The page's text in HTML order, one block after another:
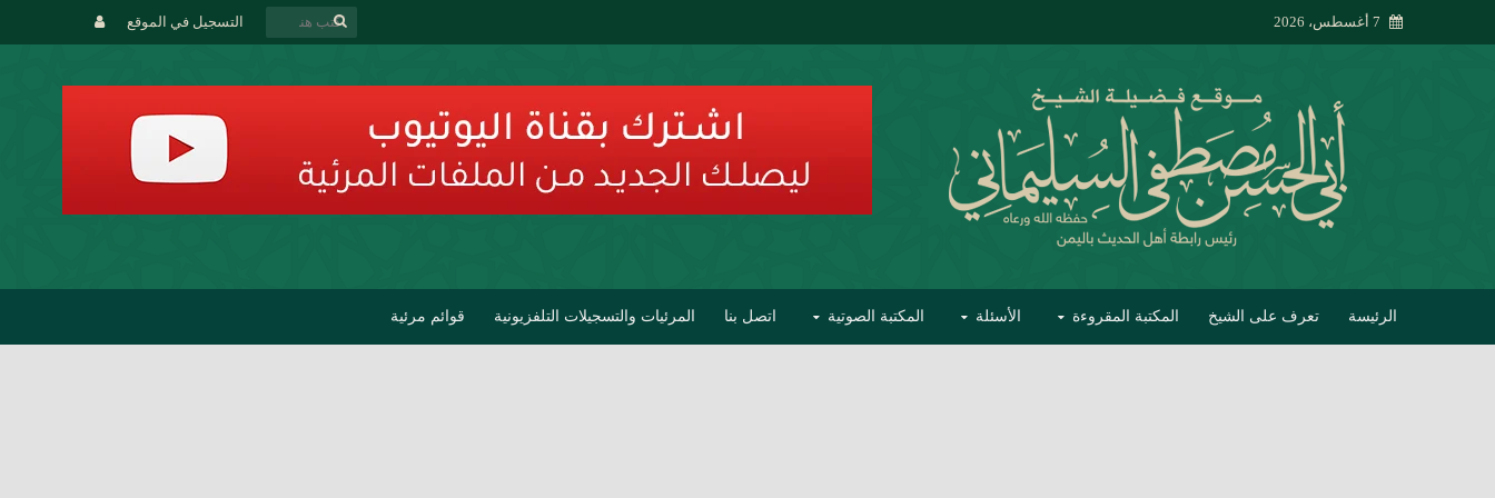
التسجيل في الموقع 7 أغسطس، 2026
الرئيسة تعرف على الشيخ المكتبة المقروءة الأسئلة المكتبة الصوتية اتصل بنا المرئيات والتسجيلات التلفزيونية قوائم مرئية